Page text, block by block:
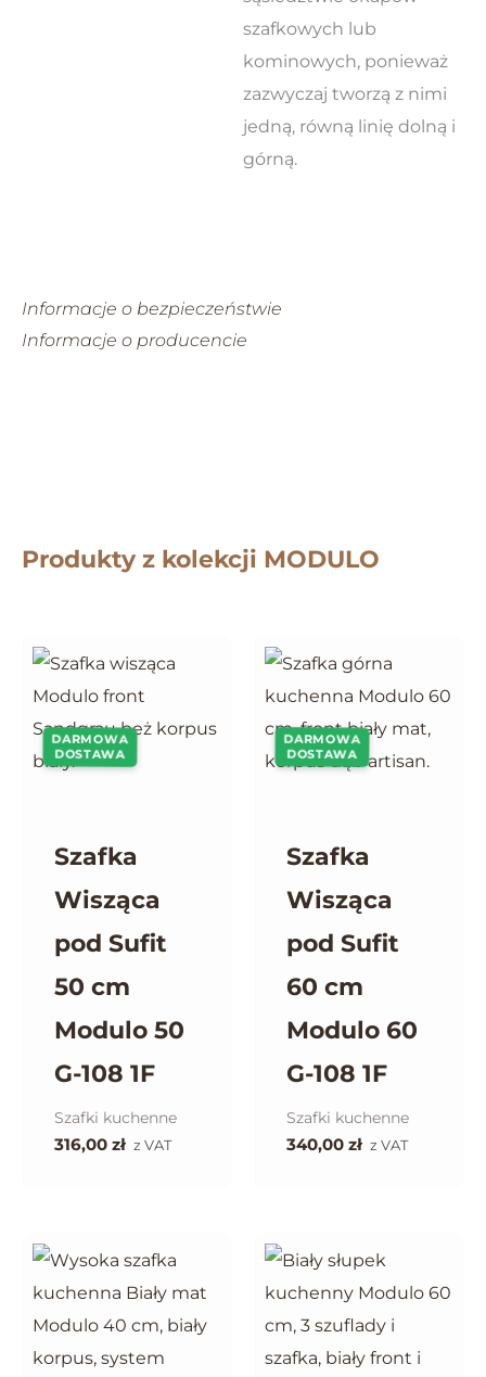
szafkowych lub
kominowych, ponieważ
zazwyczaj tworzą z nimi
jedną, równą linię dolną i
górną.
Informacje o bezpieczeństwie
Informacje o producencie
Produkty z kolekcji MODULO
DARMOWA
DOSTAWA
Szafka
Wisząca
pod Sufit
50 cm
Modulo 50
G-108 1F
Szafki kuchenne
316,00 zł z VAT
DARMOWA
DOSTAWA
Szafka
Wisząca
pod Sufit
60 cm
Modulo 60
G-108 1F
Szafki kuchenne
340,00 zł z VAT